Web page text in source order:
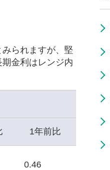
られますが、堅
金利はレンジ内
1年前比
0.46